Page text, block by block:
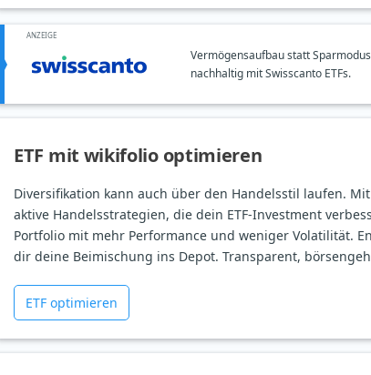
ANZEIGE
Vermögensaufbau statt
nachhaltig mit Swisscanto ETFs.
ETF mit wikifolio optimieren
Diversifikation kann auch über den Handelsstil laufen.
aktive Handelsstrategien, die dein ETF-Investment
Portfolio mit mehr Performance und weniger Volatilität.
dir deine Beimischung ins Depot. Transparent,
ETF optimieren